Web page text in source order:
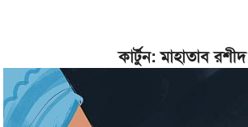
কার্টুন: মাহাতাব রশীদ